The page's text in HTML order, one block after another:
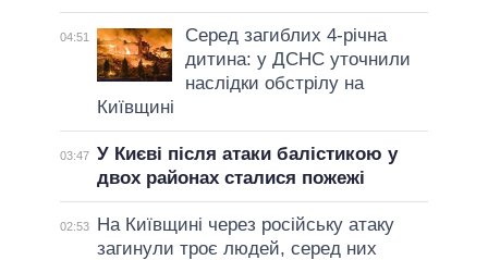
04:51
Серед загиблих 4-річна
дитина: у ДСНС уточнили
наслідки обстрілу на
Київщині
03:47 У Києві після атаки балістикою у
двох районах сталися пожежі
02:53
На Київщині через російську атаку
загинули троє людей, серед них